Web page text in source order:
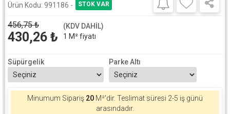
Ürün Kodu: 991186 -
456,75₺
430,26 ₺
(KDV DAHİL)
1 M² fiyatı
Süpürgelik Parke Altı
Minumum Sipariş 20 M²'dir. Teslimat süresi 2-5 iş günü
arasındadır.